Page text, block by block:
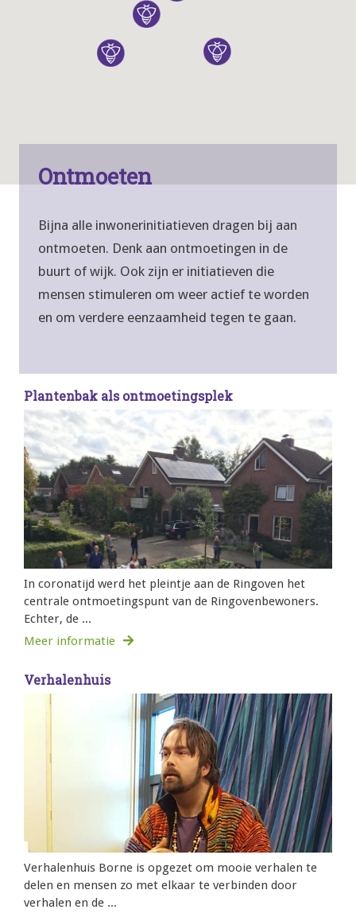
Ontmoeten
Bijna alle inwonerinitiatieven dragen bij aan
ontmoeten. Denk aan ontmoetingen in de
buurt of wijk. Ook zijn er initiatieven die
mensen stimuleren om weer actief te worden
en om verdere eenzaamheid tegen te gaan.
Plantenbak als ontmoetingsplek
In coronatijd werd het pleintje aan de Ringoven het
centrale ontmoetingspunt van de Ringovenbewoners.
Echter, de ...
Meer informatie
Verhalenhuis
Verhalenhuis Borne is opgezet om mooie verhalen te
delen en mensen zo met elkaar te verbinden door
verhalen en de ...